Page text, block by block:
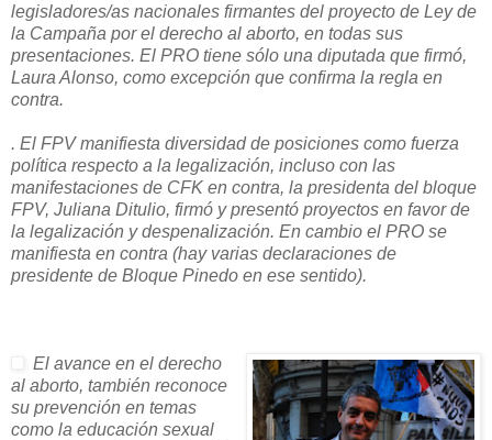
legisladores/as nacionales firmantes del proyecto de Ley de
la Campaña por el derecho al aborto, en todas sus
presentaciones. El PRO tiene sólo una diputada que firmó,
Laura Alonso, como excepción que confirma la regla en
contra.
. El FPV manifiesta diversidad de posiciones como fuerza
política respecto a la legalización, incluso con las
manifestaciones de CFK en contra, la presidenta del bloque
FPV, Juliana Ditulio, firmó y presentó proyectos en favor de
la legalización y despenalización. En cambio el PRO se
manifiesta en contra (hay varias declaraciones de
presidente de Bloque Pinedo en ese sentido).
El avance en el derecho
al aborto, también reconoce
su prevención en temas
como la educación sexual